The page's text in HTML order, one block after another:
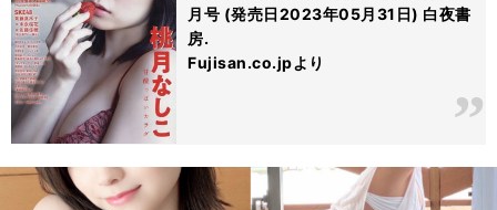
月号 (発売日2023年05月31日) 白夜書
房.
Fujisan.co.jpより